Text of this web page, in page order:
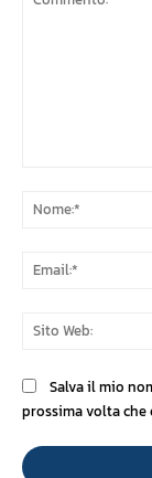
Salva il mio
prossima volta che